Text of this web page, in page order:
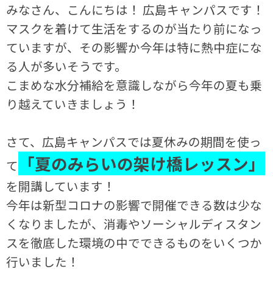
みなさん、こんにちは！ 広島キャンパスです！
マスクを着けて生活をするのが当たり前になっ
ていますが、その影響か今年は特に熱中症にな
る人が多いそうです。
こまめな水分補給を意識しながら今年の夏も乗
り越えていきましょう！
さて、広島キャンパスでは夏休みの期間を使っ
て
「夏のみらいの架け橋レッスン」
を開講しています！
今年は新型コロナの影響で開催できる数は少な
くなりましたが、消毒やソーシャルディスタン
スを徹底した環境の中でできるものをいくつか
行いました！